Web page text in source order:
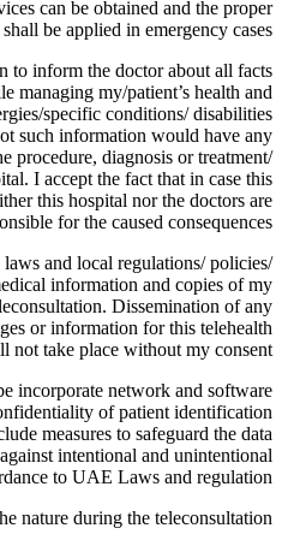
can be obtained and the proper
be applied in emergency cases.
to inform the doctor about all facts
managing my/patient’s health and
specific conditions/ disabilities
such information would have any
procedure, diagnosis or treatment/
I accept the fact that in case this
this hospital nor the doctors are
for the caused consequences.
and local regulations/ policies/
information and copies of my
Dissemination of any
or information for this telehealth
not take place without my consent.
incorporate network and software
of patient identification
measures to safeguard the data
intentional and unintentional
to UAE Laws and regulation.
nature during the teleconsultation: